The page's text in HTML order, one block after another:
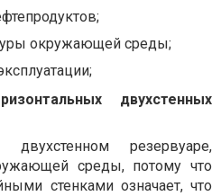
окружающей среды;
двухстенных
резервуаре,
среды, потому что
стенками означает, что